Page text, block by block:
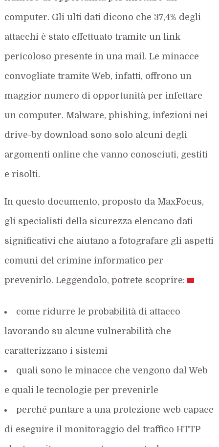
computer. Gli ulti dati dicono che 37,4% degli
attacchi è stato effettuato tramite un link
pericoloso presente in una mail. Le minacce
convogliate tramite Web, infatti, offrono un
maggior numero di opportunità per infettare
un computer. Malware, phishing, infezioni nei
drive-by download sono solo alcuni degli
argomenti online che vanno conosciuti, gestiti
e risolti.
In questo documento, proposto da MaxFocus,
gli specialisti della sicurezza elencano dati
significativi che aiutano a fotografare gli aspetti
comuni del crimine informatico per
prevenirlo. Leggendolo, potrete scoprire:
come ridurre le probabilità di attacco
lavorando su alcune vulnerabilità che
caratterizzano i sistemi
quali sono le minacce che vengono dal Web
e quali le tecnologie per prevenirle
perché puntare a una protezione web capace
di eseguire il monitoraggio del traffico HTTP